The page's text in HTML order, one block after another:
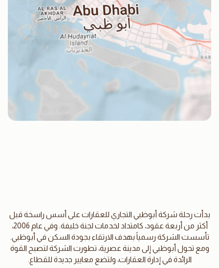
بدأت رحلة شركة أبوظبي التجاري للعقارات على أسس راسخة قبل
أكثر من أربعة عقود، كامتداد لخدمات لجنة خليفة. وفي عام 2006،
تأسست الشركة رسمياً بهدف الارتقاء بجودة السكن في أبوظبي.
ومع تحول أبوظبي إلى مدينة عصرية، تطورت الشركة لتصبح القوة
الرائدة في إدارة العقارات، ولتضع معايير جديدة للقطاع.